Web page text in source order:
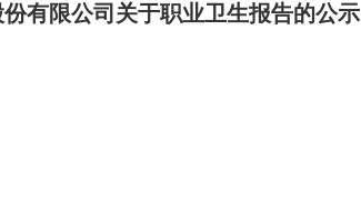
有限公司关于职业卫生报告的公示